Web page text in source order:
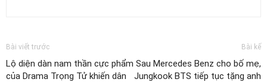
Bài viết trước
Lộ diện dàn nam thần cực phẩm
của Drama Trọng Tử khiến dân
Bài kế
Sau Mercedes Benz cho bố mẹ,
Jungkook BTS tiếp tục tặng anh